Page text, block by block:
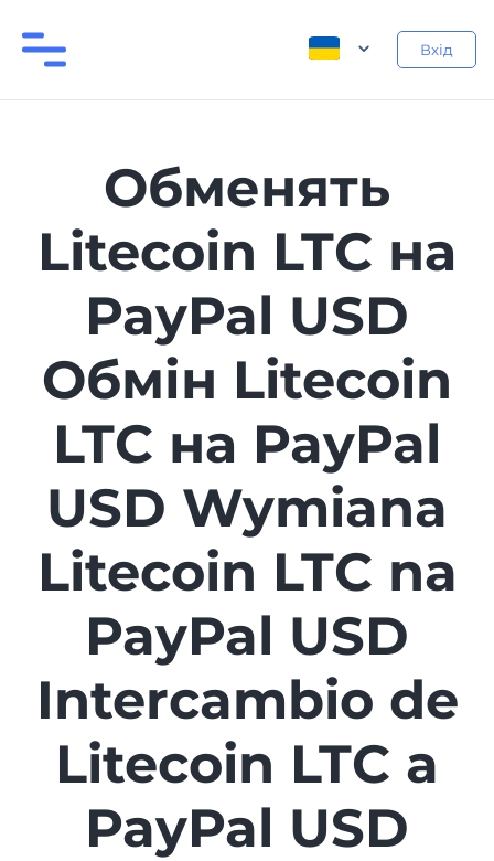
Вхід
Обменять
Litecoin LTC на
PayPal USD
Обмін Litecoin
LTC на PayPal
USD Wymiana
Litecoin LTC na
PayPal USD
Intercambio de
Litecoin LTC a
PayPal USD